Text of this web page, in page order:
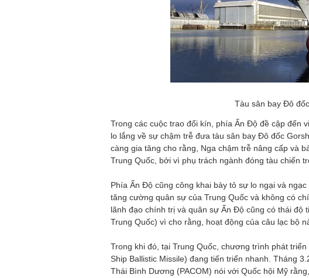
Tàu sân bay Đô
Trong các cuộc trao đổi kín, phía Ấn Độ đề cập đến
lo lắng về sự chậm trễ đưa tàu sân bay Đô đốc
càng gia tăng cho rằng, Nga chậm trễ nâng cấp và
Trung Quốc, bởi vì phụ trách ngành đóng tàu chiến
Phía Ấn Độ cũng công khai bày tỏ sự lo ngại và
tăng cường quân sự của Trung Quốc và không có
lãnh đạo chính trị và quân sự Ấn Độ cũng có thái độ
Trung Quốc) vì cho rằng, hoạt động của câu lạc bộ
Trong khi đó, tại Trung Quốc, chương trình phát
Ship Ballistic Missile) đang tiến triển nhanh. Tháng
Thái Bình Dương (PACOM) nói với Quốc hội Mỹ